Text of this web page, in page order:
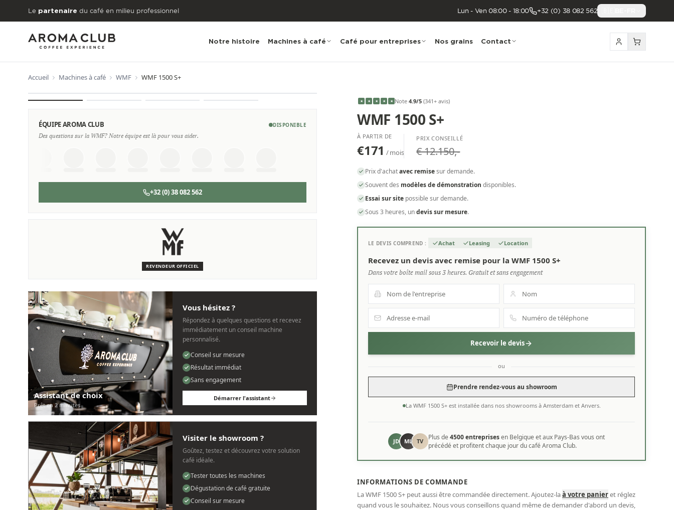
Aller au contenu principal
Le partenaire du café en milieu professionnel Lun - Ven 08:00 - 18:00 +32 (0) 38 082 562
Notre histoire Machines à café Café pour entreprises Nos grains Contact
Accueil Machines à café WMF WMF 1500 S+
ÉQUIPE AROMA CLUB DISPONIBLE
Des questions sur la WMF? Notre équipe est là pour vous aider.
+32 (0) 38 082 562
REVENDEUR OFFICIEL
Assistant de choix
Prêt en 2 minutes
Vous hésitez ?
Répondez à quelques questions et recevez
immédiatement un conseil machine
personnalisé.
Conseil sur mesure
Résultat immédiat
Sans engagement
Démarrer l'assistant
Visiter le showroom ?
Goûtez, testez et découvrez votre solution
café idéale.
Tester toutes les machines
Dégustation de café gratuite
Conseil sur mesure
★ ★ ★ ★ ★ Note 4.9/5 (341+ avis)
WMF 1500 S+
À PARTIR DE
€171 / mois
PRIX CONSEILLÉ
€ 12.150,-
Prix d'achatavec remisesur demande.
Souvent des modèles de démonstration disponibles.
Essai sur site possible sur demande.
Sous 3 heures, undevis sur mesure.
LE DEVIS COMPREND : Achat Leasing Location
Recevez un devis avec remise pour la WMF 1500 S+
Dans votre boîte mail sous 3 heures. Gratuit et sans engagement
Recevoir le devis
ou
Prendre rendez-vous au showroom
La WMF 1500 S+ est installée dans nos showrooms à Amsterdam et Anvers.
JD ML TV Plus de4500 entreprisesen Belgique et aux Pays-Bas vous ont
précédé et profitent chaque jour du café Aroma Club.
INFORMATIONS DE COMMANDE
La WMF 1500 S+ peut aussi être commandée directement. Ajoutez-laà votre panieret réglez
quand vous le souhaitez. Nous vous conseillons quand même de demander d'abord un devis,